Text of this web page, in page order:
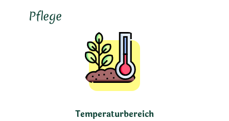
Pflege
Temperaturbereich